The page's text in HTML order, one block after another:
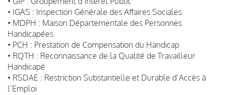
• IGAS : Inspection Générale des Affaires Sociales
• MDPH : Maison Départementale des Personnes
Handicapées
• PCH : Prestation de Compensation du Handicap
• RQTH : Reconnaissance de la Qualité de Travailleur
Handicapé
• RSDAE : Restriction Substantielle et Durable d’Accès à
l’Emploi